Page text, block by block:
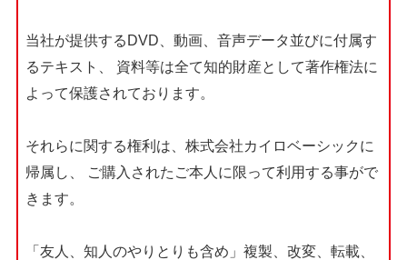
当社が提供するDVD、動画、音声データ並びに付属す
るテキスト、
資料等は全て知的財産として著作権法に
よって保護されております。
それらに関する権利は、株式会社カイロベーシックに
帰属し、
ご購入されたご本人に限って利用する事がで
きます。
「友人、知人のやりとりも含め」複製、改変、転載、